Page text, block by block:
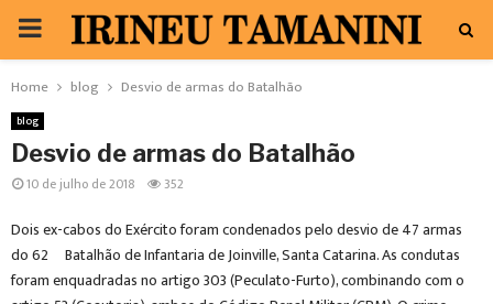
PRIMARY
MENU
Home blog Desvio de armas do Batalhão
blog
Desvio de armas do Batalhão
10 de julho de 2018 352
Dois ex-cabos do Exército foram condenados pelo desvio de 47 armas
do 62º Batalhão de Infantaria de Joinville, Santa Catarina. As condutas
foram enquadradas no artigo 303 (Peculato-Furto), combinando com o